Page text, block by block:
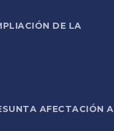
DE LA
AFECTACIÓN A